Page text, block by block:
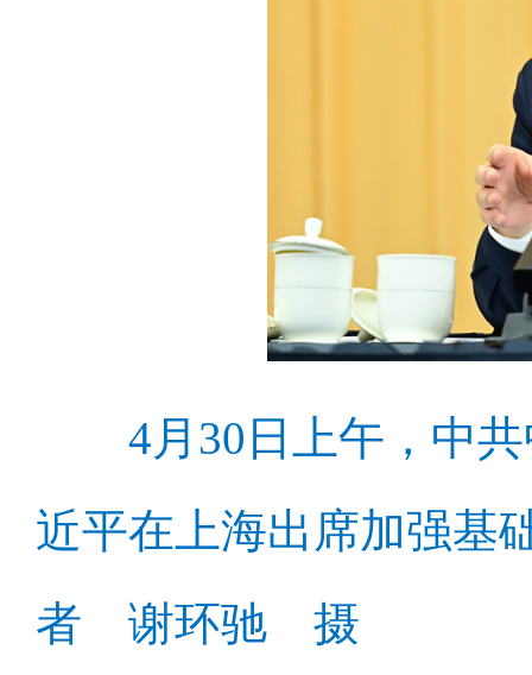
4月30日上午，中
近平在上海出席加强基
者 谢环驰 摄